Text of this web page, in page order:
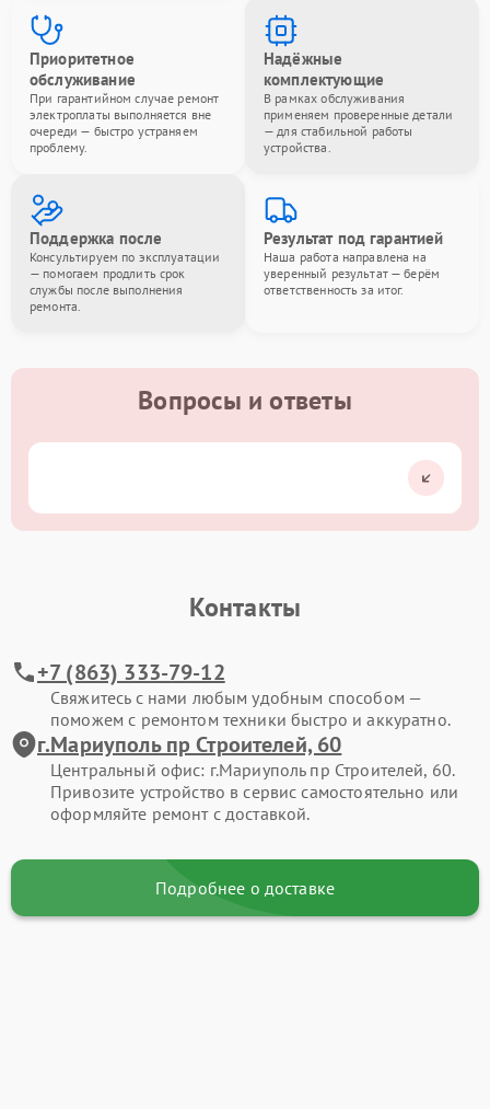
Приоритетное
обслуживание
При гарантийном случае ремонт
электроплаты выполняется вне
очереди — быстро устраняем
проблему.
Надёжные
комплектующие
В рамках обслуживания
применяем проверенные детали
— для стабильной работы
устройства.
Поддержка после
Консультируем по эксплуатации
— помогаем продлить срок
службы после выполнения
ремонта.
Результат под гарантией
Наша работа направлена на
уверенный результат — берём
ответственность за итог.
Вопросы и ответы
Контакты
+7 (863) 333-79-12
Свяжитесь с нами любым удобным способом —
поможем с ремонтом техники быстро и аккуратно.
г.Мариуполь пр Строителей, 60
Центральный офис: г.Мариуполь пр Строителей, 60.
Привозите устройство в сервис самостоятельно или
оформляйте ремонт с доставкой.
Подробнее о доставке